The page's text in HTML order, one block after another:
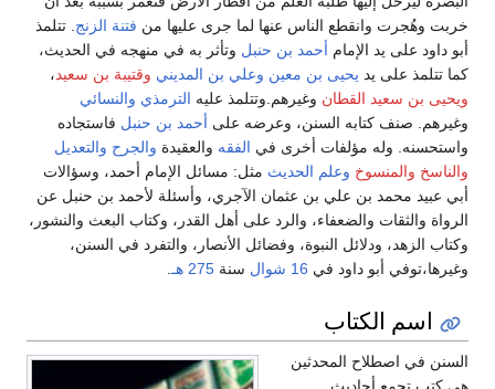
خربت وهُجرت وانقطع الناس عنها لما جرى عليها من فتنة الزنج . تتلمذ
أبو داود على يد الإمام أحمد بن حنبل وتأثر به في منهجه في الحديث،
كما تتلمذ على يد يحيى بن معين وعلي بن المديني وقتيبة بن سعيد،
ويحيى بن سعيد القطان وغيرهم.وتتلمذ عليه الترمذي والنسائي
وغيرهم. صنف كتابه السنن، وعرضه على أحمد بن حنبل فاستجاده
واستحسنه. وله مؤلفات أخرى في الفقه والعقيدة والجرح والتعديل
والناسخ والمنسوخ وعلم الحديث مثل: مسائل الإمام أحمد، وسؤالات
أبي عبيد محمد بن علي بن عثمان الآجري، وأسئلة لأحمد بن حنبل عن
الرواة والثقات والضعفاء، والرد على أهل القدر، وكتاب البعث والنشور،
وكتاب الزهد، ودلائل النبوة، وفضائل الأنصار، والتفرد في السنن،
وغيرها،توفي أبو داود في 16 شوال سنة 275 هـ
اسم الكتاب
السنن في اصطلاح المحدثين